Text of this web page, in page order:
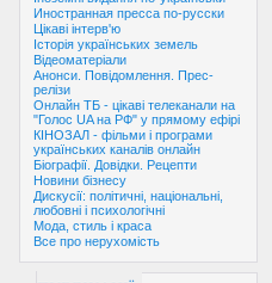
Иностранная пресса по-русски
Цікаві інтерв'ю
Історія українських земель
Відеоматеріали
Анонси. Повідомлення. Прес-
релізи
Онлайн ТБ - цікаві телеканали на
"Голос UA на РФ" у прямому ефірі
КІНОЗАЛ - фільми і програми
українських каналів онлайн
Біографії. Довідки. Рецепти
Новини бізнесу
Дискусії: політичні, національні,
любовні і психологічні
Мода, стиль і краса
Все про нерухомість